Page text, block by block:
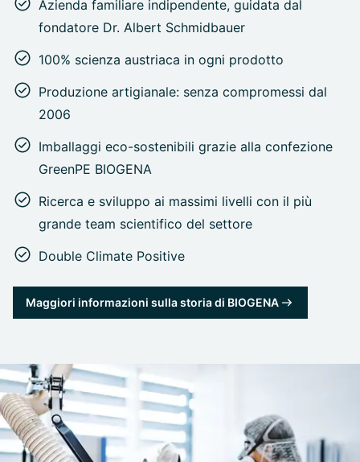
Azienda familiare indipendente, guidata dal
fondatore Dr. Albert Schmidbauer
100% scienza austriaca in ogni prodotto
Produzione artigianale: senza compromessi dal
2006
Imballaggi eco-sostenibili grazie alla confezione
GreenPE BIOGENA
Ricerca e sviluppo ai massimi livelli con il più
grande team scientifico del settore
Double Climate Positive
Maggiori informazioni sulla storia di BIOGENA